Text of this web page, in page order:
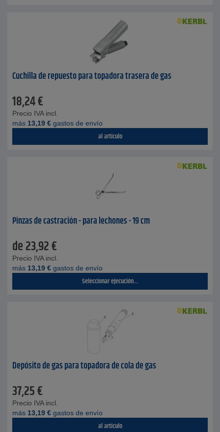
Cuchilla de repuesto para topadora trasera de gas
18,24€
Precio IVA incl.
más 13,19 € gastos de envío
al artículo
Pinzas de castración - para lechones - 19 cm
de23,92€
Precio IVA incl.
más 13,19 € gastos de envío
Seleccionar ejecución...
Depósito de gas para topadora de cola de gas
37,25€
Precio IVA incl.
más 13,19 € gastos de envío
al artículo